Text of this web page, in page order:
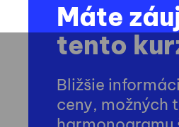
Máte
tento
Bližšie
ceny, možných